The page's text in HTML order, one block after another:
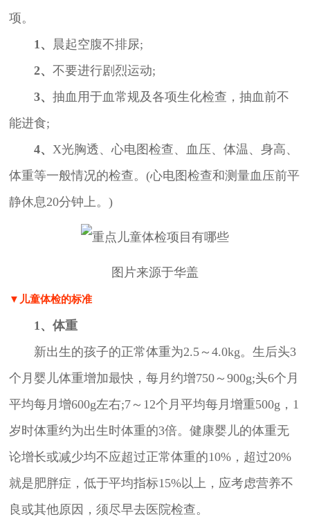
项。
1、
晨起空腹不排尿;
2、 不要进行剧烈运动;
3、 抽血用于血常规及各项生化检查，抽血前不
能进食;
4、 X光胸透、心电图检查、血压、体温、身高、
体重等一般情况的检查。(心电图检查和测量血压前平
静休息20分钟上。)
图片来源于华盖
▼儿童体检的标准
1、体重
新出生的孩子的正常体重为2.5～4.0kg。生后头3
个月婴儿体重增加最快，每月约增750～900g;头6个月
平均每月增600g左右;7～12个月平均每月增重500g，1
岁时体重约为出生时体重的3倍。健康婴儿的体重无
论增长或减少均不应超过正常体重的10%，超过20%
就是肥胖症，低于平均指标15%以上，应考虑营养不
良或其他原因，须尽早去医院检查。